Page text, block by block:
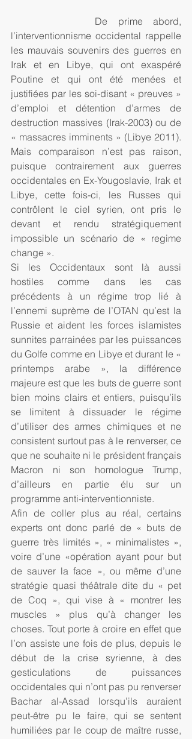
l’interventionnisme occidental rappelle
les mauvais souvenirs des guerres en
Irak et en Libye, qui ont exaspéré
Poutine et qui ont été menées et
justifiées par les soi-disant « preuves »
d’emploi et détention d’armes de
destruction massives (Irak-2003) ou de
« massacres imminents » (Libye 2011).
Mais comparaison n’est pas raison,
puisque contrairement aux guerres
occidentales en Ex-Yougoslavie, Irak et
Libye, cette fois-ci, les Russes qui
contrôlent le ciel syrien, ont pris le
devant et rendu stratégiquement
impossible un scénario de « regime
change ».
Si les Occidentaux sont là aussi
hostiles comme dans les cas
précédents à un régime trop lié à
l’ennemi suprème de l’OTAN qu’est la
Russie et aident les forces islamistes
sunnites parrainées par les puissances
du Golfe comme en Libye et durant le «
printemps arabe », la différence
majeure est que les buts de guerre sont
bien moins clairs et entiers, puisqu’ils
se limitent à dissuader le régime
d’utiliser des armes chimiques et ne
consistent surtout pas à le renverser, ce
que ne souhaite ni le président français
Macron ni son homologue Trump,
d’ailleurs en partie élu sur un
programme anti-interventionniste.
Afin de coller plus au réal, certains
experts ont donc parlé de « buts de
guerre très limités », « minimalistes »,
voire d’une «opération ayant pour but
de sauver la face », ou même d’une
stratégie quasi théâtrale dite du « pet
de Coq », qui vise à « montrer les
muscles » plus qu’à changer les
choses. Tout porte à croire en effet que
l’on assiste une fois de plus, depuis le
début de la crise syrienne, à des
gesticulations de puissances
occidentales qui n’ont pas pu renverser
Bachar al-Assad lorsqu’ils auraient
peut-être pu le faire, qui se sentent
humiliées par le coup de maître russe,